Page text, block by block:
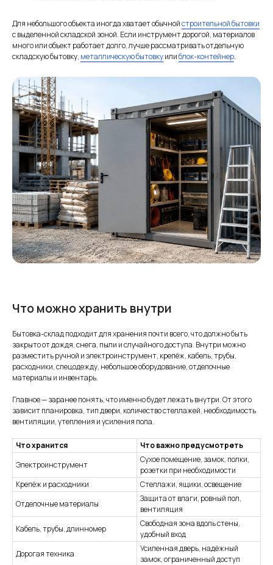
Для небольшого объекта иногда хватает обычнойстроительной бытовки
с выделенной складской зоной. Если инструмент дорогой, материалов
много или объект работает долго, лучше рассматривать отдельную
складскую бытовку, металлическую бытовкуилиблок-контейнер.
Что можно хранить внутри
Бытовка-склад подходит для хранения почти всего, что должно быть
закрыто от дождя, снега, пыли и случайного доступа. Внутри можно
разместить ручной и электроинструмент, крепёж, кабель, трубы,
расходники, спецодежду, небольшое оборудование, отделочные
материалы и инвентарь.
Главное — заранее понять, что именно будет лежать внутри. От этого
зависит планировка, тип двери, количество стеллажей, необходимость
вентиляции, утепления и усиления пола.
Что хранится
Что важно предусмотреть
Электроинструмент
Сухое помещение, замок, полки,
розетки при необходимости
Крепёж и расходники
Стеллажи, ящики, освещение
Отделочные материалы
Защита от влаги, ровный пол,
вентиляция
Кабель, трубы, длинномер
Свободная зона вдоль стены,
удобный вход
Дорогая техника
Усиленная дверь, надёжный
замок, ограниченный доступ